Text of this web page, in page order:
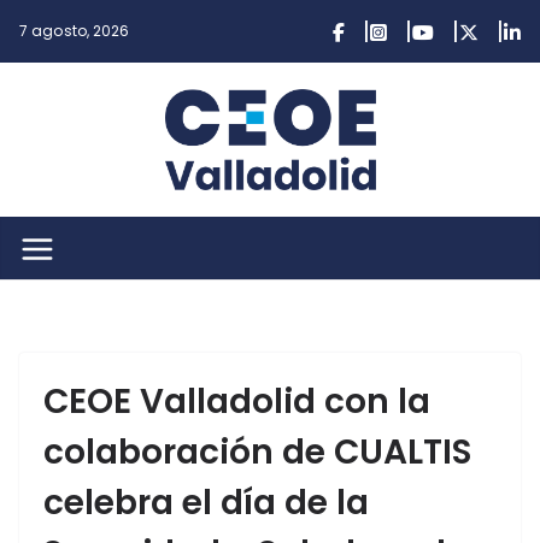
7 agosto, 2026
CEOE Valladolid con la
colaboración de CUALTIS
celebra el día de la